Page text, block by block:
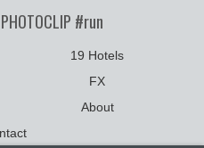
#run
19 Hotels
FX
About